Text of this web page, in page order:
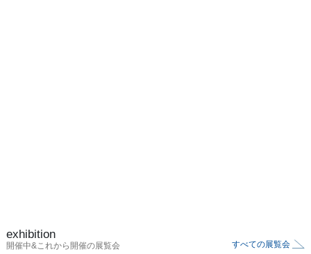
exhibition
開催中&これから開催の展覧会 すべての展覧会